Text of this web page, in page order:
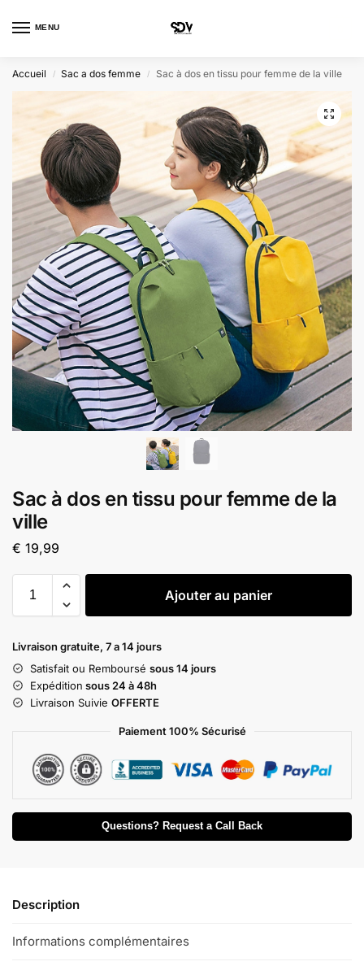
MENU
Accueil / Sac a dos femme / Sac à dos en tissu pour femme de la ville
Sac à dos en tissu pour femme de la
ville
€ 19,99
Ajouter au panier
Livraison gratuite, 7 a 14 jours
Satisfait ou Remboursé sous 14 jours
Expédition sous 24 à 48h
Livraison Suivie OFFERTE
Paiement 100% Sécurisé
Questions? Request a Call Back
Description
Informations complémentaires